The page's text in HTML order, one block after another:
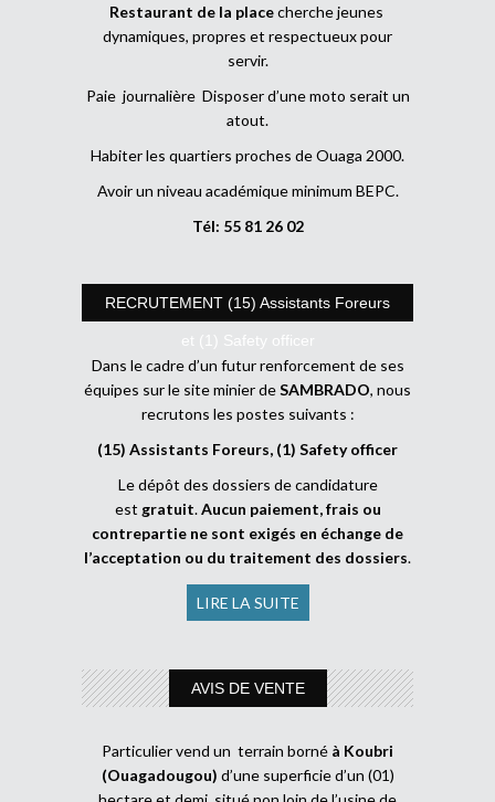
Restaurant de la placecherche jeunes
dynamiques, propres et respectueux pour
servir.
Paie journalière Disposer d’une moto serait un
atout.
Habiter les quartiers proches de Ouaga 2000.
Avoir un niveau académique minimum BEPC.
Tél: 55 81 26 02
RECRUTEMENT (15) Assistants Foreurs
et (1) Safety officer
Dans le cadre d’un futur renforcement de ses
équipes sur le site minier deSAMBRADO, nous
recrutons les postes suivants :
(15) Assistants Foreurs, (1) Safety officer
Le dépôt des dossiers de candidature
est gratuit.Aucun paiement, frais ou
contrepartie ne sont exigés en échange de
l’acceptation ou du traitement des dossiers.
LIRE LA SUITE
AVIS DE VENTE
Particulier vend un terrain borné à Koubri
(Ouagadougou) d’une superficie d’un (01)